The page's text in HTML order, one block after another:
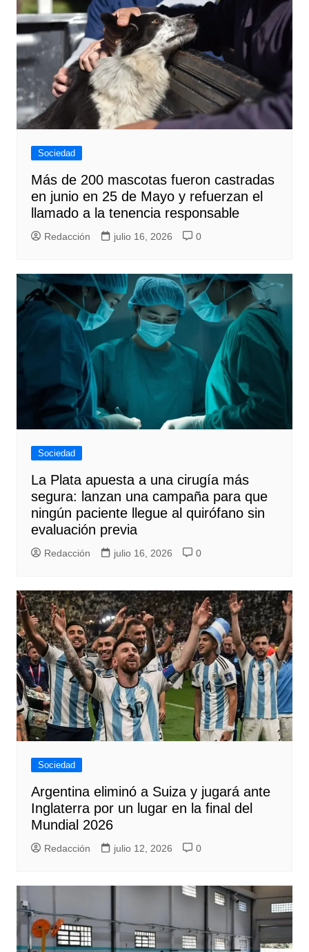
Sociedad
Más de 200 mascotas fueron castradas
en junio en 25 de Mayo y refuerzan el
llamado a la tenencia responsable
Redacción julio 16, 2026 0
Sociedad
La Plata apuesta a una cirugía más
segura: lanzan una campaña para que
ningún paciente llegue al quirófano sin
evaluación previa
Redacción julio 16, 2026 0
Sociedad
Argentina eliminó a Suiza y jugará ante
Inglaterra por un lugar en la final del
Mundial 2026
Redacción julio 12, 2026 0